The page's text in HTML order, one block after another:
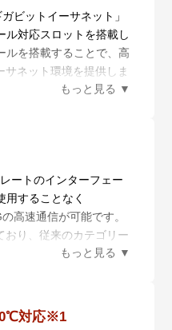
ビットイーサネット」
ル対応スロットを搭載し
ルを搭載することで、高
ネット環境を提供しま
ートのインターフェー
用することなく
高速通信が可能です。
おり、従来のカテゴリー
ても、2.5G/5Gに通信速
対応※1